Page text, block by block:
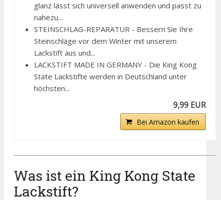
glanz lässt sich universell anwenden und passt zu
nahezu...
STEINSCHLAG-REPARATUR - Bessern Sie Ihre
Steinschläge vor dem Winter mit unserem
Lackstift aus und...
LACKSTIFT MADE IN GERMANY - Die King Kong
State Lackstifte werden in Deutschland unter
höchsten...
9,99 EUR
Bei Amazon kaufen
Was ist ein King Kong State
Lackstift?